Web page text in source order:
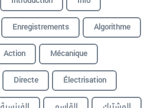
Enregistrements
Algorithme
Action
Mécanique
Directe
Électrisation